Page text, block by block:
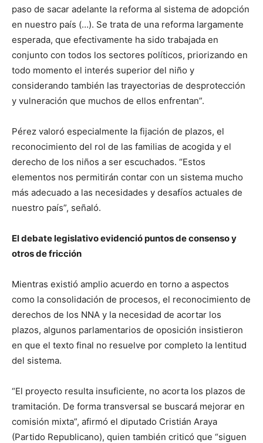
paso de sacar adelante la reforma al sistema de adopción
en nuestro país (…). Se trata de una reforma largamente
esperada, que efectivamente ha sido trabajada en
conjunto con todos los sectores políticos, priorizando en
todo momento el interés superior del niño y
considerando también las trayectorias de desprotección
y vulneración que muchos de ellos enfrentan”.
Pérez valoró especialmente la fijación de plazos, el
reconocimiento del rol de las familias de acogida y el
derecho de los niños a ser escuchados. “Estos
elementos nos permitirán contar con un sistema mucho
más adecuado a las necesidades y desafíos actuales de
nuestro país”, señaló.
El debate legislativo evidenció puntos de consenso y
otros de fricción
Mientras existió amplio acuerdo en torno a aspectos
como la consolidación de procesos, el reconocimiento de
derechos de los NNA y la necesidad de acortar los
plazos, algunos parlamentarios de oposición insistieron
en que el texto final no resuelve por completo la lentitud
del sistema.
“El proyecto resulta insuficiente, no acorta los plazos de
tramitación. De forma transversal se buscará mejorar en
comisión mixta”, afirmó el diputado Cristián Araya
(Partido Republicano), quien también criticó que “siguen